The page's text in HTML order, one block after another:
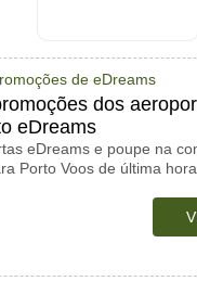
de eDreams
dos
eDreams
eDreams e poupe na
Porto Voos de última